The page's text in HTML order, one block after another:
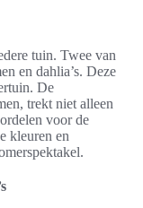
tuin. Twee van
en dahlia’s. Deze
De
trekt niet alleen
voor de
kleuren en